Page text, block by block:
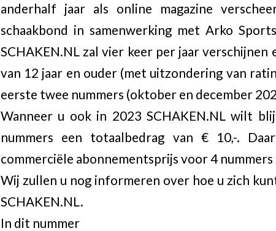
anderhalf jaar als online magazine
schaakbond in samenwerking met Arko
SCHAKEN.NL zal vier keer per jaar verschijnen
van 12 jaar en ouder (met uitzondering van
eerste twee nummers (oktober en december
Wanneer u ook in 2023 SCHAKEN.NL wilt
nummers een totaalbedrag van € 10,-.
commerciële abonnementsprijs voor 4 nummers
Wij zullen u nog informeren over hoe u zich
SCHAKEN.NL.
In dit nummer